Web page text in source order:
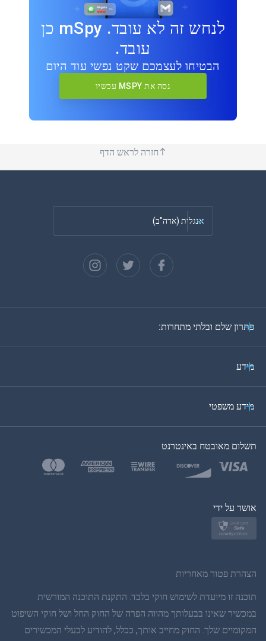
לנחש זה לא עובד. mSpy כן
עובד.
הבטיחו לעצמכם שקט נפשי עוד היום
נסה את MSPY עכשיו
חזרה לראש הדף
אנגלית (ארה"ב)
גרמנית
בטורקית
פולנית
תאית
סינית פשוטה
פתרון שלם ובלתי מתחרות:
מידע
מידע משפטי
תשלום מאובטח באינטרנט
אושר על ידי
הצהרת פטור מאחריות
תוכנה זו מיועדת לשימוש חוקי בלבד. התקנת התוכנה המורשית
במכשיר שאינו בבעלותך מהווה הפרה של החוק החל ושל חוקי השיפוט
המקומיים שלך. החוק מחייב אותך, ככלל, להודיע לבעלי המכשירים